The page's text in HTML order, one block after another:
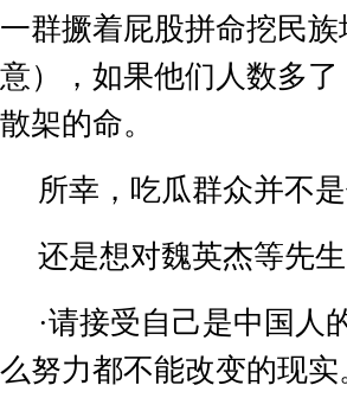
一群撅着屁股拼命挖民
意），如果他们人数多
散架的命。
所幸，吃瓜群众并不是
还是想对魏英杰等先生
·请接受自己是中国人
么努力都不能改变的现实